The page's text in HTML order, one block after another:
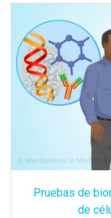
Pruebas de
de